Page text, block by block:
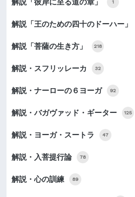
解説「彼岸に至る道の章」 1
解説「王のための四十のドーハー」
解説「菩薩の生き方」 218
解説・スフリッレーカ 32
解説・ナーローの６ヨーガ 92
解説・バガヴァッド・ギーター 125
解説・ヨーガ・スートラ 47
解説・入菩提行論 78
解説・心の訓練 89